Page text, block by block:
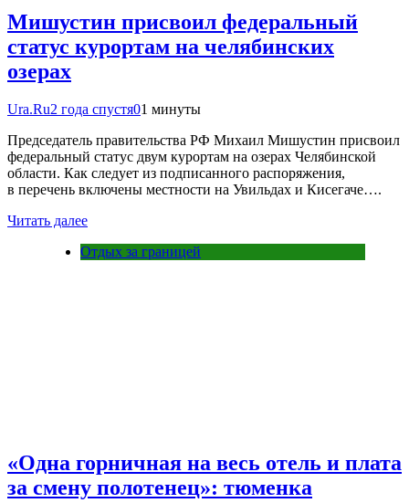
Мишустин присвоил федеральный
статус курортам на челябинских
озерах
Ura.Ru2 года спустя01 минуты
Председатель правительства РФ Михаил Мишустин присвоил
федеральный статус двум курортам на озерах Челябинской
области. Как следует из подписанного распоряжения,
в перечень включены местности на Увильдах и Кисегаче….
Читать далее
Отдых за границей
«Одна горничная на весь отель и плата
за смену полотенец»: тюменка